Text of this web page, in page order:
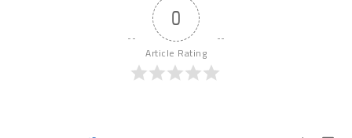
0
Article Rating